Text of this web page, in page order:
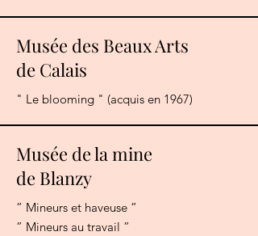
Musée des Beaux Arts
de Calais
" Le blooming " (acquis en 1967)
Musée de la mine
de Blanzy
” Mineurs et haveuse ”
” Mineurs au travail ”